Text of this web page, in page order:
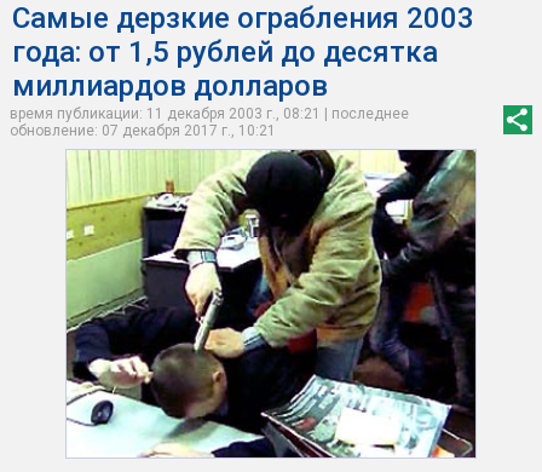
Самые дерзкие ограбления 2003
года: от 1,5 рублей до десятка
миллиардов долларов
время публикации: 11 декабря 2003 г., 08:21 | последнее
обновление: 07 декабря 2017 г., 10:21